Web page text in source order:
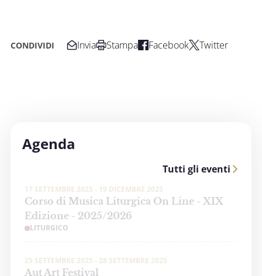
CONDIVIDI Invia Stampa Facebook Twitter
Agenda
Tutti gli eventi
17 SETTEMBRE 2025 - 19 DICEMBRE 2025
Corso di Musica Liturgica On Line - XIX
Edizione - 2025/2026
LITURGICO
25 SETTEMBRE 2025 - 28 SETTEMBRE 2025
Aut Art Festival